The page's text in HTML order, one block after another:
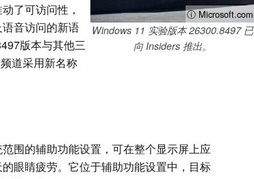
ⓘ Microsoft.com
Windows 11 实验版本 26300.8497 已
向 Insiders 推出。
了可访问性，
音访问的新语
版本与其他三
道采用新名称
围的辅助功能设置，可在整个显示屏上应
眼睛疲劳。它位于辅助功能设置中，目标